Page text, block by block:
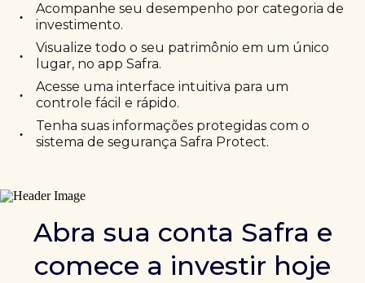
•
Acompanhe seu desempenho por categoria de
investimento.
•
Visualize todo o seu patrimônio em um único
lugar, no app Safra.
•
Acesse uma interface intuitiva para um
controle fácil e rápido.
•
Tenha suas informações protegidas com o
sistema de segurança Safra Protect.
Abra sua conta Safra e
comece a investir hoje